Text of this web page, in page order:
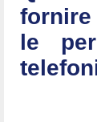
fornire
le